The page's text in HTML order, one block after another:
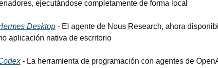
ejecutándose completamente de forma local
Desktop - El agente de Nous Research, ahora
aplicación nativa de escritorio
- La herramienta de programación con agentes de